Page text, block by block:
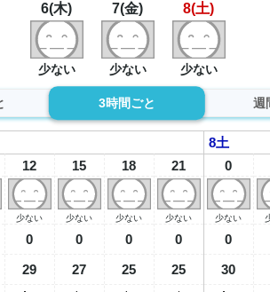
6(木)
少ない
7(金)
少ない
8(土)
少ない
3時間ごと 週
12
少ない
0
29
15
少ない
0
27
18
少ない
0
25
21
少ない
0
25
8土
0
少ない
0
30